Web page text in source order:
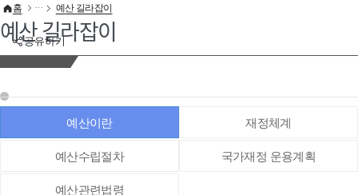
공유하기
홈 예산 길라잡이
예산 길라잡이
예산이란 재정체계
예산수립절차 국가재정 운용계획
예산관련법령